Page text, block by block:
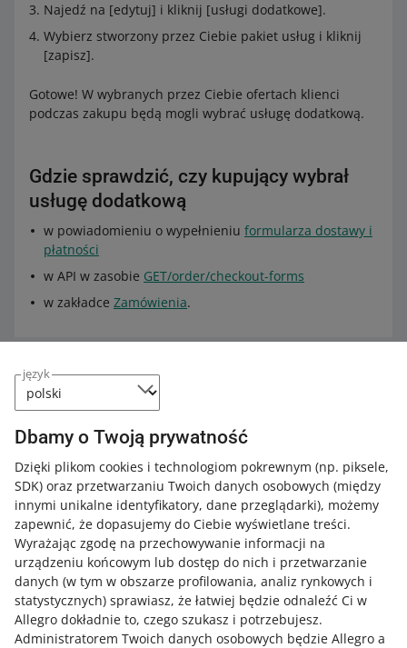
język
Dbamy o Twoją prywatność
Dzięki plikom cookies i technologiom pokrewnym (np. piksele,
SDK) oraz przetwarzaniu Twoich danych osobowych (między
innymi unikalne identyfikatory, dane przeglądarki), możemy
zapewnić, że dopasujemy do Ciebie wyświetlane treści.
Wyrażając zgodę na przechowywanie informacji na
urządzeniu końcowym lub dostęp do nich i przetwarzanie
danych (w tym w obszarze profilowania, analiz rynkowych i
statystycznych) sprawiasz, że łatwiej będzie odnaleźć Ci w
Allegro dokładnie to, czego szukasz i potrzebujesz.
Administratorem Twoich danych osobowych będzie Allegro a
Najedź na [edytuj] i kliknij [usługi dodatkowe].
Wybierz stworzony przez Ciebie pakiet usług i kliknij
[zapisz].
Gotowe! W wybranych przez Ciebie ofertach klienci
podczas zakupu będą mogli wybrać usługę dodatkową.
Gdzie sprawdzić, czy kupujący wybrał
usługę dodatkową
w powiadomieniu o wypełnieniu formularza dostawy i
płatności
w API w zasobie GET/order/checkout-forms
w zakładce Zamówienia.
Poszerz wiedzę z Akademią Allegro
Sprawdź bezpłatne kursy, webinary i podcasty.
KURS
Dostawy wielkogabarytowe i usługi
dodatkowe
PODCAST
010: Metody dostaw na Allegro - Marta
Wójcicka